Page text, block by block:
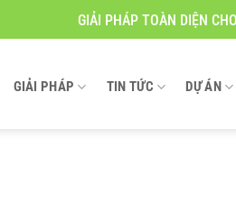
GIẢI PHÁP TOÀN DIỆN
GIẢI PHÁP TIN TỨC DỰ ÁN